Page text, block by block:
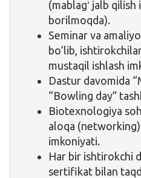
(mablagʻ jalb qilish
borilmoqda).
Seminar va
bo’lib,
mustaqil ishlash
Dastur davomida
“Bowling day”
Biotexnologiya
aloqa
imkoniyati.
Har bir ishtirokchi
sertifikat bilan